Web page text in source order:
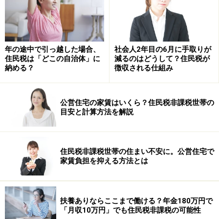
投資や資産運用に関する最終的なご判断はご自身の責任において
行ってください。
掲載情報の正確性・完全性については十分に配慮しております
が、その内容を保証するものではなく、これに基づく損失・損害
などについて当社は一切の責任を負いません。
最新の情報や詳細については、必ず各金融機関やサービス提供者
の公式情報をご確認ください。
・「家計」について、
中です！
※抽選で20名にAmazonギフト券1000円分プレゼント
※謝礼付きの限定アンケートやモニター企画に参加が可能に
なります
年の途中で引っ越した場合、
住民税は「どこの自治体」に
納める？
社会人2年目の6月に手取りが
減るのはどうして？住民税が
徴収される仕組み
公営住宅の家賃はいくら？住民税非課税世帯の
目安と計算方法を解説
住民税非課税世帯の住まい不安に。公営住宅で
家賃負担を抑える方法とは
扶養ありならここまで働ける？年金180万円で
「月収10万円」でも住民税非課税の可能性